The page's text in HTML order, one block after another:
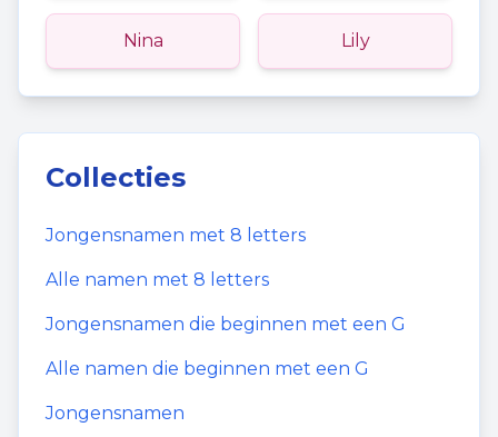
Nina Lily
Collecties
Jongensnamen met 8 letters
Alle namen met 8 letters
Jongensnamen die beginnen met een G
Alle namen die beginnen met een G
Jongensnamen